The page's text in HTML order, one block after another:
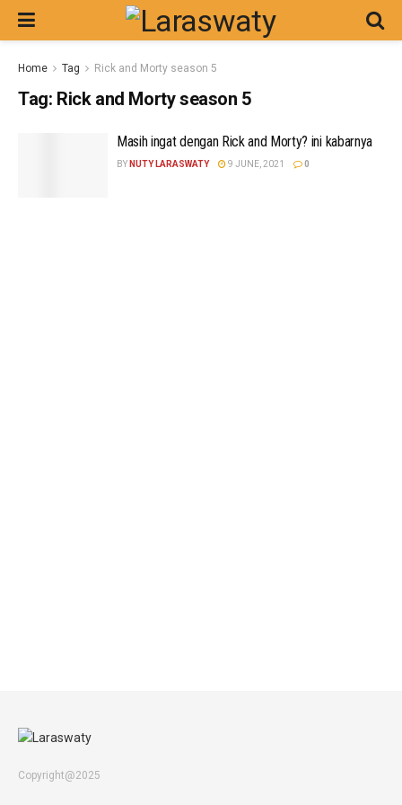
Home Tag Rick and Morty season 5
Tag: Rick and Morty season 5
Masih ingat dengan Rick and Morty? ini kabarnya
BY NUTY LARASWATY 9 JUNE, 2021 0
Copyright@2025